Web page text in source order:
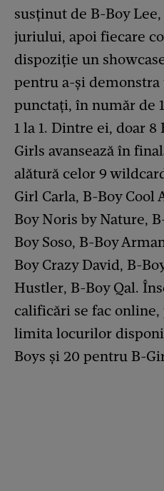
susținut de B-Boy
juriului, apoi fiecare
dispoziție un
pentru a-și
punctați, în număr de
1 la 1. Dintre ei, doar 8
Girls avansează în
alătură celor 9
Girl Carla, B-Boy Cool
Boy Noris by Nature,
Boy Soso, B-Boy
Boy Crazy David, B-
Hustler, B-Boy Qal.
calificări se fac online,
limita locurilor
Boys și 20 pentru B-